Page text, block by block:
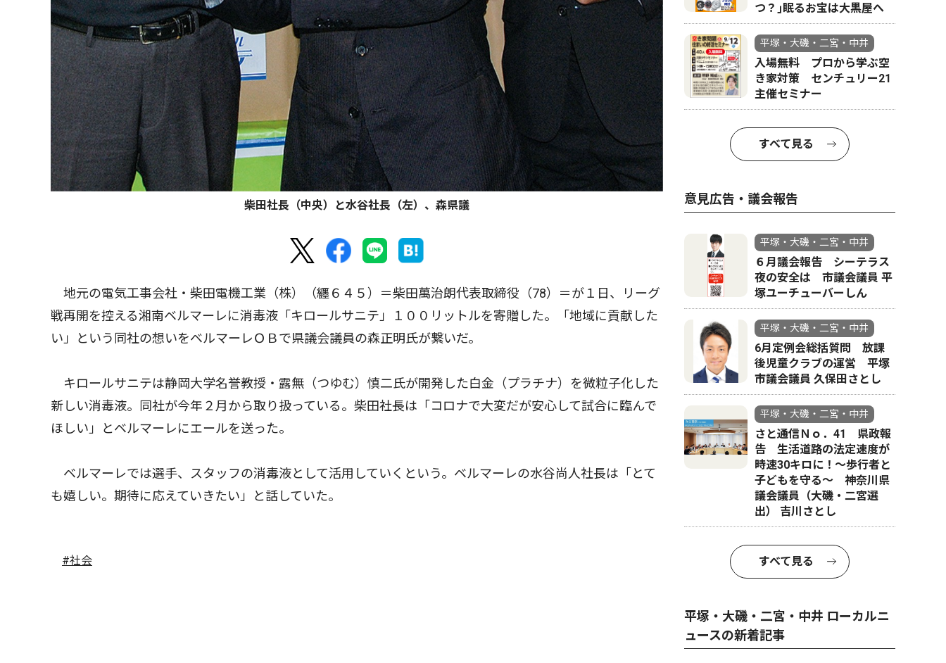
柴田社長（中央）と水谷社長（左）、森県議
地元の電気工事会社・柴田電機工業（株）（纒６４５）＝柴田萬治朗代表取締役（78）＝が１日、リーグ
戦再開を控える湘南ベルマーレに消毒液「キロールサニテ」１００リットルを寄贈した。「地域に貢献した
い」という同社の想いをベルマーレＯＢで県議会議員の森正明氏が繋いだ。
キロールサニテは静岡大学名誉教授・露無（つゆむ）慎二氏が開発した白金（プラチナ）を微粒子化した
新しい消毒液。同社が今年２月から取り扱っている。柴田社長は「コロナで大変だが安心して試合に臨んで
ほしい」とベルマーレにエールを送った。
ベルマーレでは選手、スタッフの消毒液として活用していくという。ベルマーレの水谷尚人社長は「とて
も嬉しい。期待に応えていきたい」と話していた。
#社会
つ？｣眠るお宝は大黒屋へ
平塚・大磯・二宮・中井
入場無料 プロから学ぶ空
き家対策 センチュリー21
主催セミナー
すべて見る
意見広告・議会報告
平塚・大磯・二宮・中井
６月議会報告 シーテラス
夜の安全は 市議会議員 平
塚ユーチューバーしん
平塚・大磯・二宮・中井
6月定例会総括質問 放課
後児童クラブの運営 平塚
市議会議員 久保田さとし
平塚・大磯・二宮・中井
さと通信Ｎｏ．41 県政報
告 生活道路の法定速度が
時速30キロに！〜歩行者と
子どもを守る〜 神奈川県
議会議員（大磯・二宮選
出） 吉川さとし
すべて見る
平塚・大磯・二宮・中井 ローカルニ
ュースの新着記事